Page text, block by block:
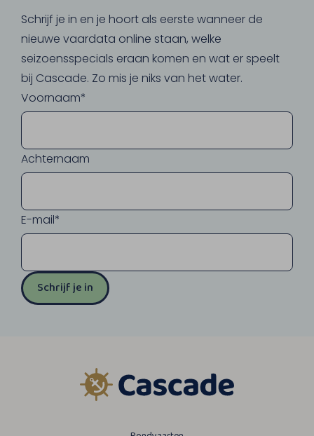
Schrijf je in en je hoort als eerste wanneer de
nieuwe vaardata online staan, welke
seizoensspecials eraan komen en wat er speelt
bij Cascade. Zo mis je niks van het water.
Voornaam*
Achternaam
E-mail*
Schrijf je in